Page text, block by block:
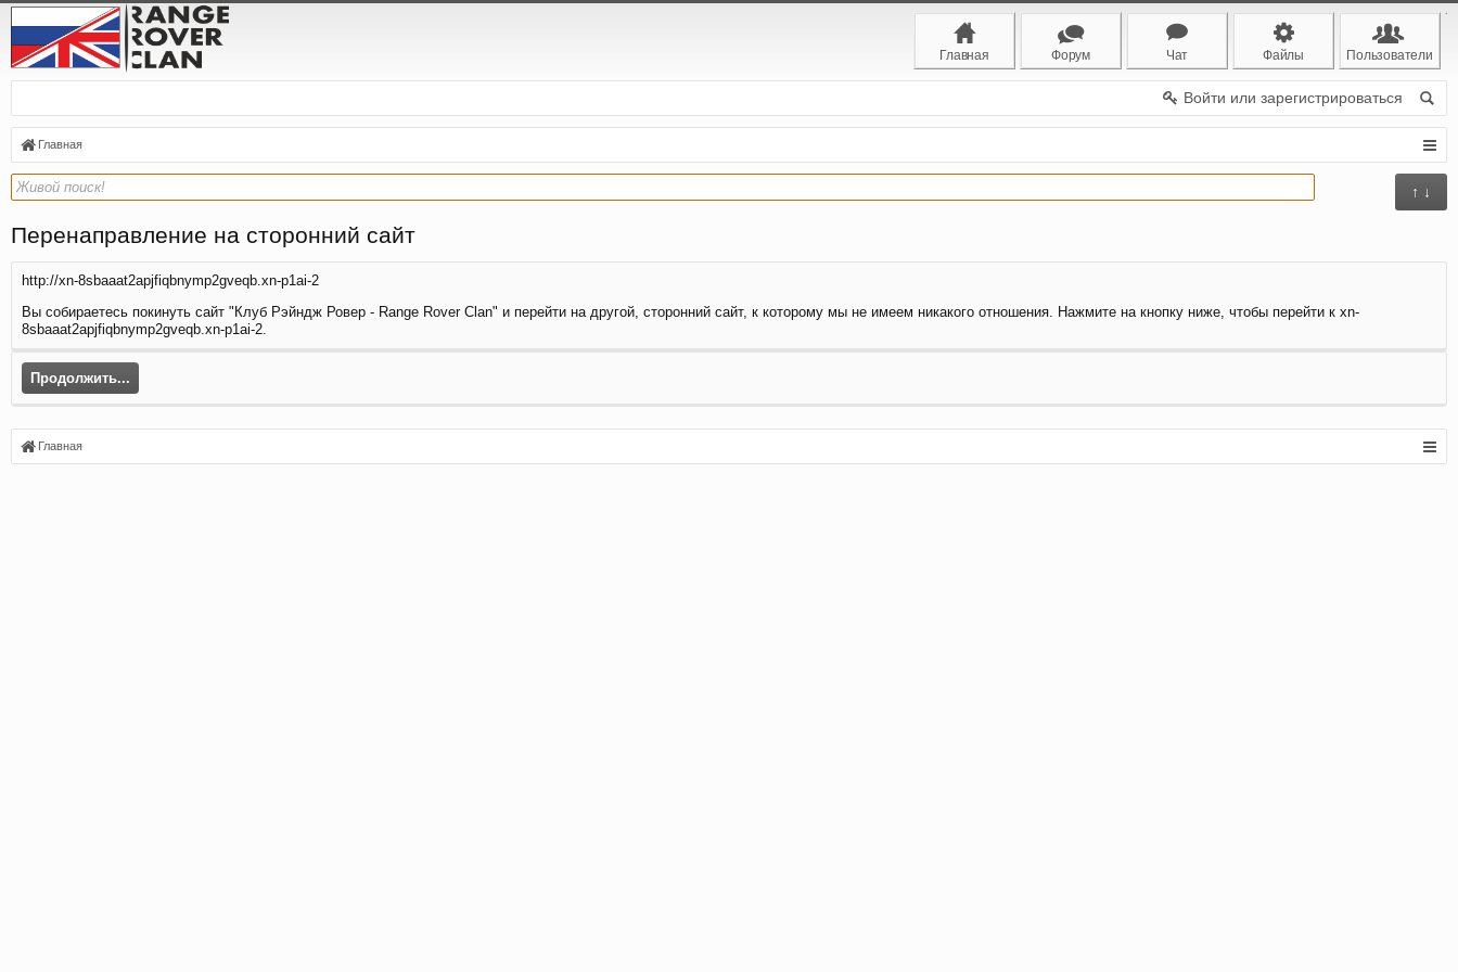
Главная Форум Чат Файлы Пользователи
Войти или зарегистрироваться
Главная
↑ ↓
Перенаправление на сторонний сайт
http://xn-8sbaaat2apjfiqbnymp2gveqb.xn-p1ai-2
Вы собираетесь покинуть сайт "Клуб Рэйндж Ровер - Range Rover Clan" и перейти на другой, сторонний сайт, к которому мы не имеем никакого отношения. Нажмите на кнопку ниже, чтобы перейти к xn-
8sbaaat2apjfiqbnymp2gveqb.xn-p1ai-2.
Продолжить...
Главная